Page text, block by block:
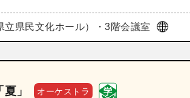
県民文化ホール）・3階会議室
」 オーケストラ